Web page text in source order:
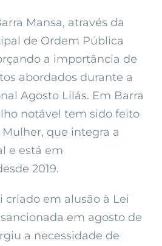
Mansa, através da
de Ordem Pública
a importância de
abordados durante a
Agosto Lilás. Em Barra
notável tem sido feito
que integra a
e está em
2019.
criado em alusão à Lei
em agosto de
a necessidade de